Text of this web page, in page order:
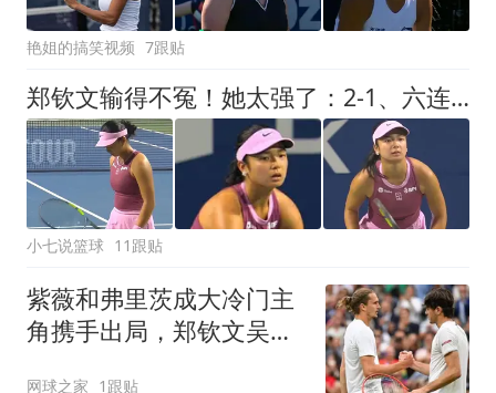
艳姐的搞笑视频 7跟贴
郑钦文输得不冤！她太强了：2-1、六连胜进32强，新科大满贯0-2爆冷
小七说篮球 11跟贴
紫薇和弗里茨成大冷门主
角携手出局，郑钦文吴易
网球之家 1跟贴